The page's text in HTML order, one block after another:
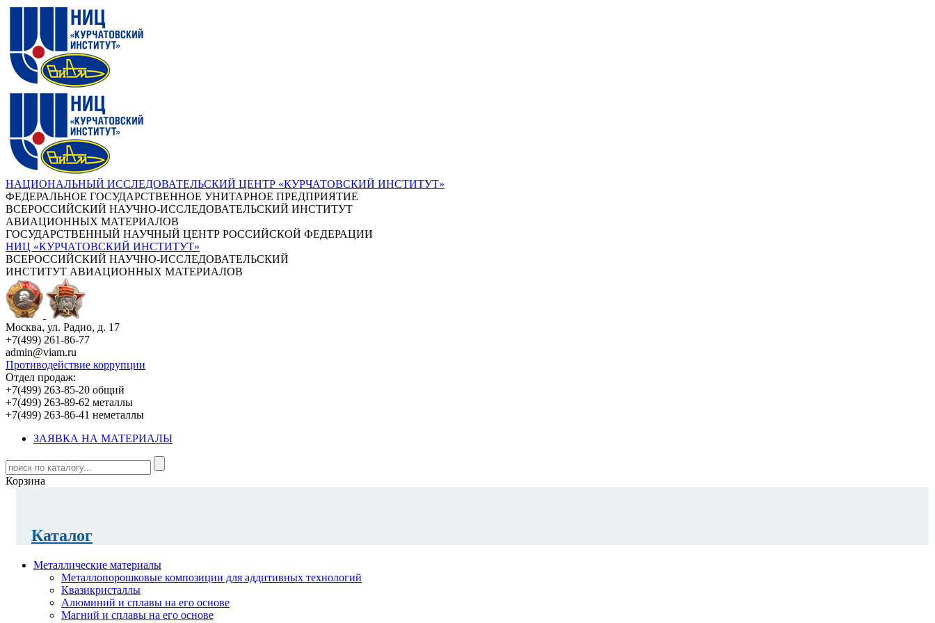
НАЦИОНАЛЬНЫЙ ИССЛЕДОВАТЕЛЬСКИЙ ЦЕНТР «КУРЧАТОВСКИЙ ИНСТИТУТ»
ФЕДЕРАЛЬНОЕ ГОСУДАРСТВЕННОЕ УНИТАРНОЕ ПРЕДПРИЯТИЕ
ВСЕРОССИЙСКИЙ НАУЧНО-ИССЛЕДОВАТЕЛЬСКИЙ ИНСТИТУТ
АВИАЦИОННЫХ МАТЕРИАЛОВ
ГОСУДАРСТВЕННЫЙ НАУЧНЫЙ ЦЕНТР РОССИЙСКОЙ ФЕДЕРАЦИИ
НИЦ «КУРЧАТОВСКИЙ ИНСТИТУТ»
ВСЕРОССИЙСКИЙ НАУЧНО-ИССЛЕДОВАТЕЛЬСКИЙ
ИНСТИТУТ АВИАЦИОННЫХ МАТЕРИАЛОВ
Москва, ул. Радио, д. 17
+7(499) 261-86-77
admin@viam.ru
Противодействие коррупции
Отдел продаж:
+7(499) 263-85-20 общий
+7(499) 263-89-62 металлы
+7(499) 263-86-41 неметаллы
ЗАЯВКА НА МАТЕРИАЛЫ
Корзина
Каталог
Металлические материалы
Металлопорошковые композиции для аддитивных технологий
Квазикристаллы
Алюминий и сплавы на его основе
Магний и сплавы на его основе